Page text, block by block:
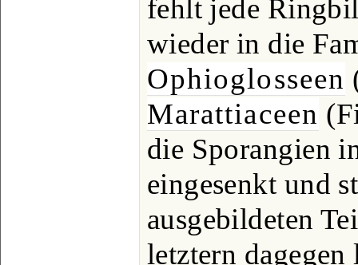
fehlt jede
wieder in die
Ophioglosseen
Marattiaceen
die Sporangien
eingesenkt und
ausgebildeten
letztern